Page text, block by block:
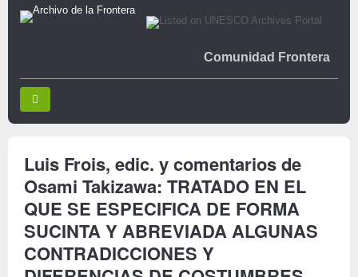
Comunidad Frontera
Luis Frois, edic. y comentarios de
Osami Takizawa: TRATADO EN EL
QUE SE ESPECIFICA DE FORMA
SUCINTA Y ABREVIADA ALGUNAS
CONTRADICCIONES Y